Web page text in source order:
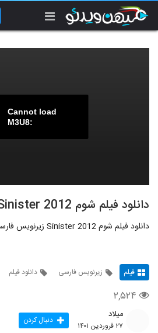
Cannot load
M3U8:
دانلود فیلم شوم Sinister 2012
دانلود فیلم شوم Sinister 2012 زیرنویس فارسی
فیلم زیرنویس فارسی دانلود فیلم
۲,۵۲۴
میلاد
۲۷ فروردین ۱۴۰۱ دنبال کردن